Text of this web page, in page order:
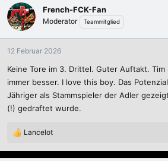
k
t
i
o
n
n
:
French-FCK-Fan
Moderator Teammitglied
12 Februar 2026
Keine Tore im 3. Drittel. Guter Auftakt.
immer besser. I love this boy. Das
Jähriger als Stammspieler der Adler
(!) gedraftet wurde.
R
a
Lancelot